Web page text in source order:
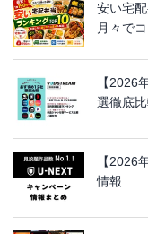
安い宅
月々で
【2026
選徹底
【2026
情報